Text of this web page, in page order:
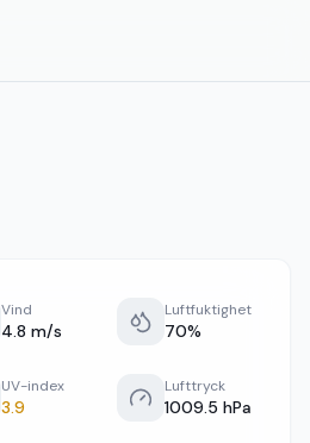
Vind
4.8 m/s
Luftfuktighet
70%
UV-index
3.9
Lufttryck
1009.5 hPa